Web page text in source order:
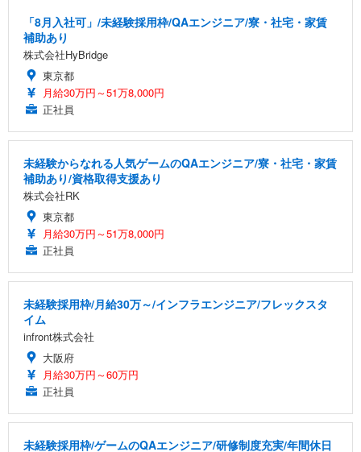
「8月入社可」/未経験採用枠/QAエンジニア/寮・社宅・家賃
補助あり
株式会社HyBridge
東京都
月給30万円～51万8,000円
正社員
未経験からなれる人気ゲームのQAエンジニア/寮・社宅・家賃
補助あり/資格取得支援あり
株式会社RK
東京都
月給30万円～51万8,000円
正社員
未経験採用枠/月給30万～/インフラエンジニア/フレックスタ
イム
infront株式会社
大阪府
月給30万円～60万円
正社員
未経験採用枠/ゲームのQAエンジニア/研修制度充実/年間休日